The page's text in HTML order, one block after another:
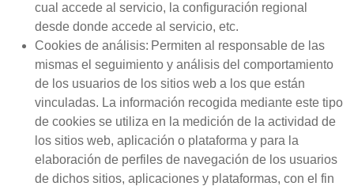
cual accede al servicio, la configuración regional
desde donde accede al servicio, etc.
Cookies de análisis: Permiten al responsable de las
mismas el seguimiento y análisis del comportamiento
de los usuarios de los sitios web a los que están
vinculadas. La información recogida mediante este tipo
de cookies se utiliza en la medición de la actividad de
los sitios web, aplicación o plataforma y para la
elaboración de perfiles de navegación de los usuarios
de dichos sitios, aplicaciones y plataformas, con el fin